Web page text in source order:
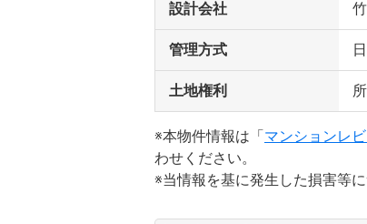
設計会社
管理方式
土地権利
※本物件情報は「 マンションレ
わせください。
※当情報を基に発生した損害等